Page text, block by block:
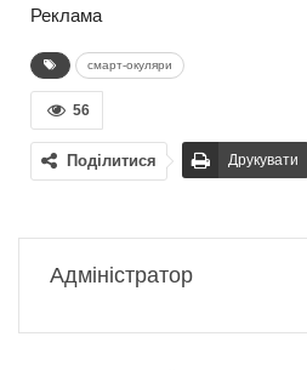
Реклама
смарт-окуляри
56
Поділитися Друкувати
Адміністратор